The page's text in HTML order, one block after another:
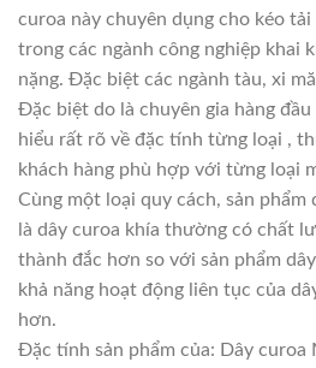
curoa này chuyên dụng cho kéo
trong các ngành công nghiệp khai
nặng. Đặc biệt các ngành tàu, xi
Đặc biệt do là chuyên gia hàng
hiểu rất rõ về đặc tính từng loại ,
khách hàng phù hợp với từng loại
Cùng một loại quy cách, sản phẩm
là dây curoa khía thường có chất
thành đắc hơn so với sản phẩm
khả năng hoạt động liên tục của
hơn.
Đặc tính sản phẩm của: Dây curoa